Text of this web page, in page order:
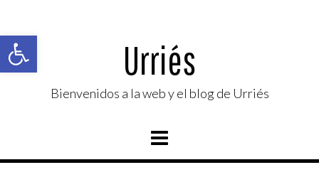
Abrir barra de herramientas
contenido
Urriés
Bienvenidos a la web y el blog de Urriés